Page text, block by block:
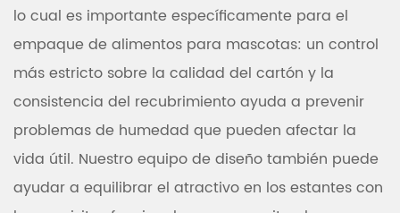
lo cual es importante específicamente para el
empaque de alimentos para mascotas: un control
más estricto sobre la calidad del cartón y la
consistencia del recubrimiento ayuda a prevenir
problemas de humedad que pueden afectar la
vida útil. Nuestro equipo de diseño también puede
ayudar a equilibrar el atractivo en los estantes con